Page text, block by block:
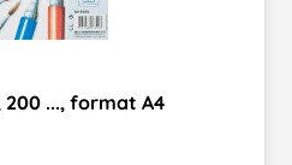
200 ..., format A4